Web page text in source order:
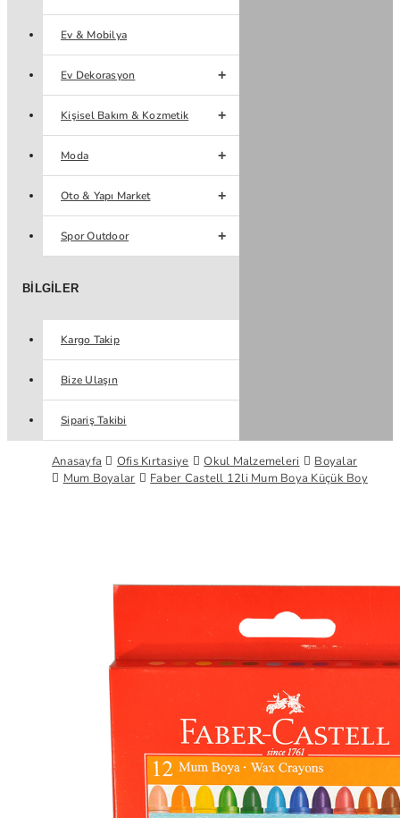
Ev & Mobilya
Ev Dekorasyon
Kişisel Bakım & Kozmetik
Moda
Oto & Yapı Market
Spor Outdoor
BILGILER
Kargo Takip
Bize Ulaşın
Sipariş Takibi
Anasayfa Ofis Kırtasiye Okul Malzemeleri
Boyalar
Mum Boyalar
Faber Castell 12li Mum Boya Küçük Boy